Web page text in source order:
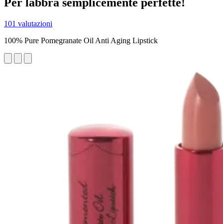
101 valutazioni
100% Pure Pomegranate Oil Anti Aging Lipstick